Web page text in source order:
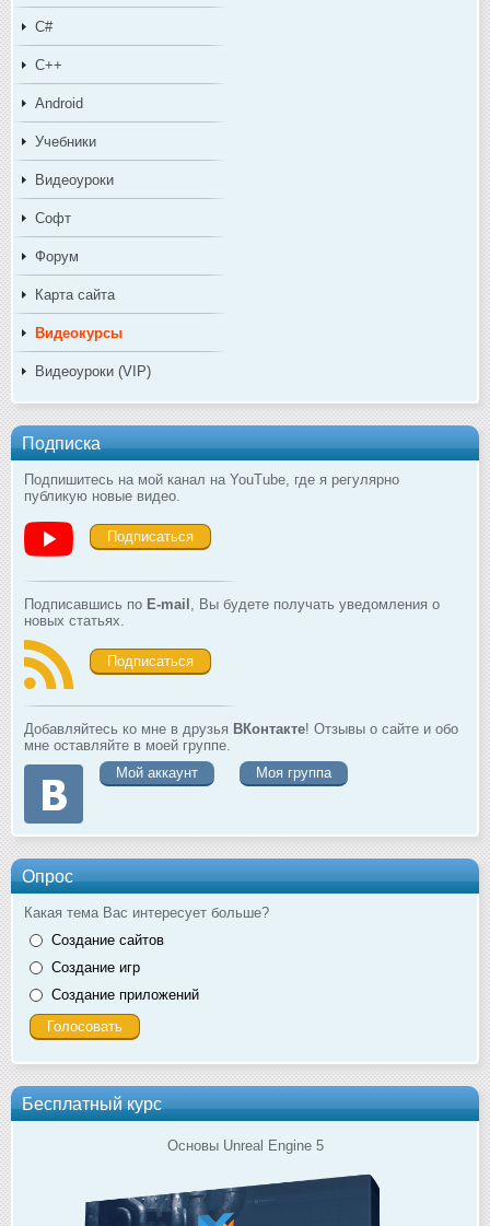
C#
C++
Android
Учебники
Видеоуроки
Софт
Форум
Карта сайта
Видеокурсы
Видеоуроки (VIP)
Подписка
Подпишитесь на мой канал на YouTube, где я регулярно
публикую новые видео.
Подписаться
Подписавшись по E-mail , Вы будете получать уведомления о
новых статьях.
Подписаться
Добавляйтесь ко мне в друзья ВКонтакте! Отзывы о сайте и обо
мне оставляйте в моей группе.
Мой аккаунт
Моя группа
Опрос
Какая тема Вас интересует больше?
Создание сайтов
Создание игр
Создание приложений
Бесплатный курс
Основы Unreal Engine 5